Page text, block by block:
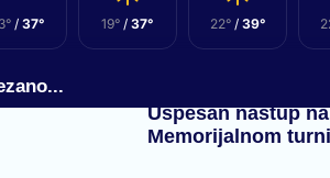
/ 37° 19° / 37° 22°/ 39°
Uspešan nastup na
Memorijalnom